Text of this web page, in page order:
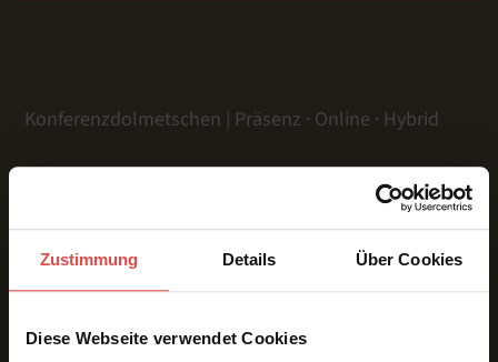
Zustimmung Details Über Cookies
Diese Webseite verwendet Cookies
Konferenzdolmetschen | Präsenz · Online · Hybrid
LEISTUNGEN
Präsenz
Hybrid